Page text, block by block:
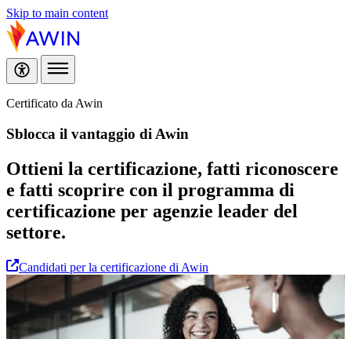
Skip to main content
Certificato da Awin
Sblocca il vantaggio di Awin
Ottieni la certificazione, fatti riconoscere
e fatti scoprire con il programma di
certificazione per agenzie leader del
settore.
Candidati per la certificazione di Awin